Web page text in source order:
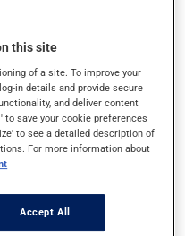
pharmacien vous ait
plus approprié pour
qu'au besoin.
posologie inscrite sur
ni plus souvent
toléré et il est rare
rapportés par ceux
this site
of a site. To improve your
in details and provide secure
and deliver content
save your cookie preferences
to see a detailed description of
For more information about
Accept All